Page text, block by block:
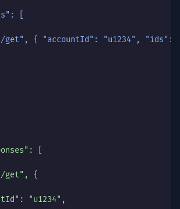
[
get", { "accountId": "u1234", "ids":
[
get", {
"u1234",